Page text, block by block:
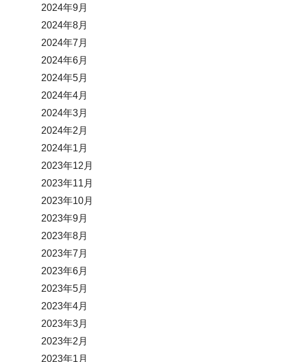
2024年9月
2024年8月
2024年7月
2024年6月
2024年5月
2024年4月
2024年3月
2024年2月
2024年1月
2023年12月
2023年11月
2023年10月
2023年9月
2023年8月
2023年7月
2023年6月
2023年5月
2023年4月
2023年3月
2023年2月
2023年1月